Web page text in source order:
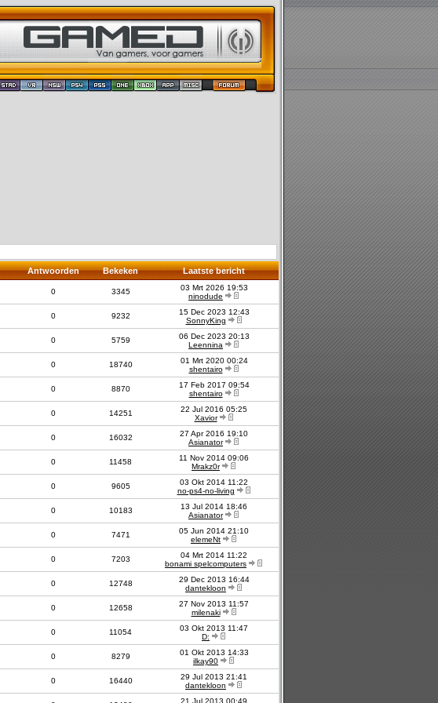
Antwoorden Bekeken Laatste bericht
0 3345
03 Mrt 2026 19:53
ninodude
0 9232
15 Dec 2023 12:43
SonnyKing
0 5759
06 Dec 2023 20:13
Leennina
0 18740
01 Mrt 2020 00:24
shentairo
0 8870
17 Feb 2017 09:54
shentairo
0 14251
22 Jul 2016 05:25
Xavior
0 16032
27 Apr 2016 19:10
Asianator
0 11458
11 Nov 2014 09:06
Mrakz0r
0 9605
03 Okt 2014 11:22
no-ps4-no-living
0 10183
13 Jul 2014 18:46
Asianator
0 7471
05 Jun 2014 21:10
elemeNt
0 7203
04 Mrt 2014 11:22
bonami spelcomputers
0 12748
29 Dec 2013 16:44
dantekloon
0 12658
27 Nov 2013 11:57
milenaki
0 11054
03 Okt 2013 11:47
D:
0 8279
01 Okt 2013 14:33
ilkay90
0 16440
29 Jul 2013 21:41
dantekloon
21 Jul 2013 00:49